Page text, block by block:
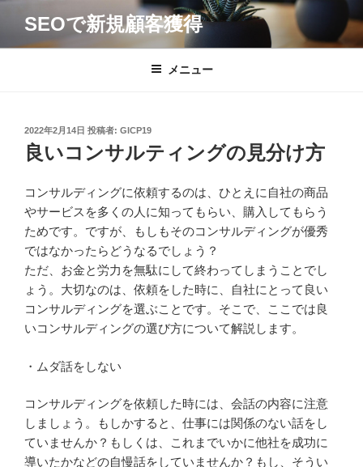
テ
SEOで新規顧客獲得
メニュー
投
稿
日:
2022年2月14日 投稿者: GICP19
良いコンサルティングの見分け方
コンサルディングに依頼するのは、ひとえに自社の商品
やサービスを多くの人に知ってもらい、購入してもらう
ためです。ですが、もしもそのコンサルディングが優秀
ではなかったらどうなるでしょう？
ただ、お金と労力を無駄にして終わってしまうことでし
ょう。大切なのは、依頼をした時に、自社にとって良い
コンサルディングを選ぶことです。そこで、ここでは良
いコンサルディングの選び方について解説します。
・ムダ話をしない
コンサルディングを依頼した時には、会話の内容に注意
しましょう。もしかすると、仕事には関係のない話をし
ていませんか？もしくは、これまでいかに他社を成功に
導いたかなどの自慢話をしていませんか？もし、そうい